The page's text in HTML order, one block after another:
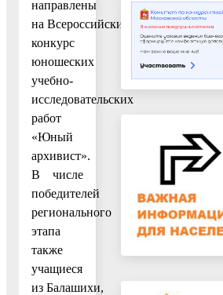
направлены
на Всероссийский
конкурс
юношеских
учебно-
исследовательских
работ
«Юный
архивист».
В числе
победителей
регионального
этапа
также
учащиеся
из Балашихи,